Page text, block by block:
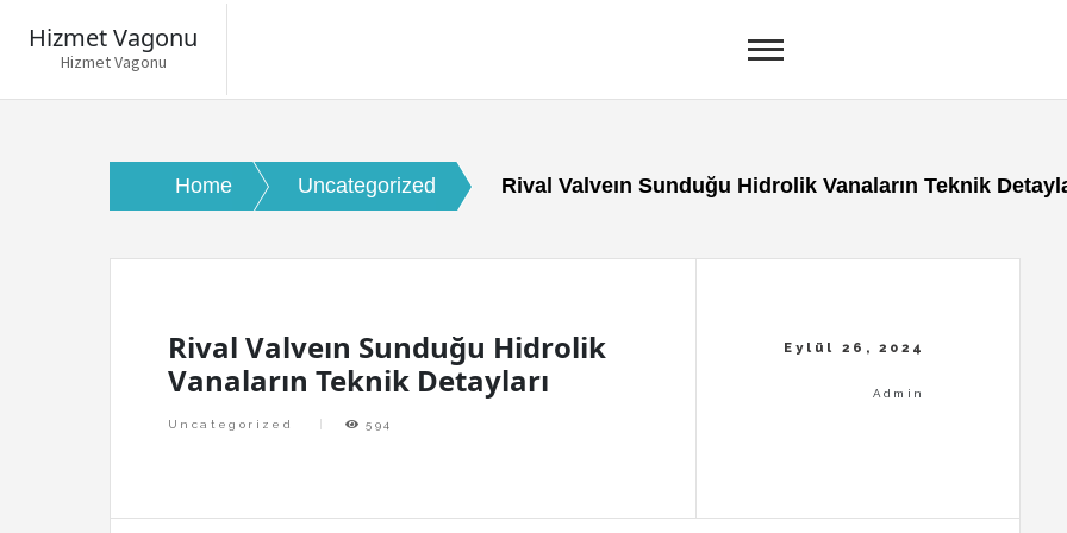
Hizmet Vagonu
Hizmet Vagonu
Home Uncategorized Rival Valveın Sunduğu Hidrolik Vanaların Teknik
Rival Valveın Sunduğu Hidrolik
Vanaların Teknik Detayları
Uncategorized 594